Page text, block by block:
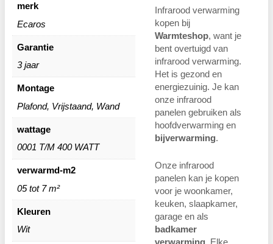
merk
Ecaros
Garantie
3 jaar
Montage
Plafond, Vrijstaand, Wand
wattage
0001 T/M 400 WATT
verwarmd-m2
05 tot 7 m²
Kleuren
Wit
Infrarood verwarming
kopen bij
Warmteshop, want je
bent overtuigd van
infrarood verwarming.
Het is gezond en
energiezuinig. Je kan
onze infrarood
panelen gebruiken als
hoofdverwarming en
bijverwarming.
Onze infrarood
panelen kan je kopen
voor je woonkamer,
keuken, slaapkamer,
garage en als
badkamer